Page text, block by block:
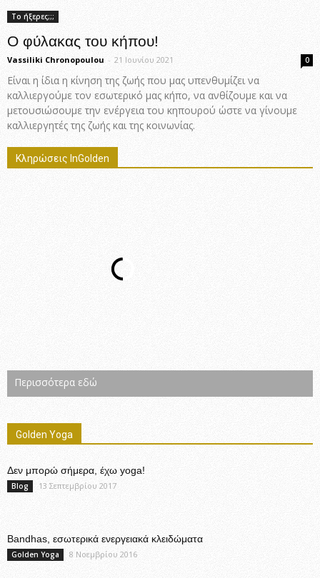
Το ήξερες;;;
Ο φύλακας του κήπου!
Vassiliki Chronopoulou - 21 Ιουνίου 2021 0
Είναι η ίδια η κίνηση της ζωής που μας υπενθυμίζει να
καλλιεργούμε τον εσωτερικό μας κήπο, να ανθίζουμε και να
μετουσιώσουμε την ενέργεια του κηπουρού ώστε να γίνουμε
καλλιεργητές της ζωής και της κοινωνίας.
Κληρώσεις InGolden
Περισσότερα εδώ
Golden Yoga
Δεν μπορώ σήμερα, έχω yoga!
Blog 13 Σεπτεμβρίου 2017
Bandhas, εσωτερικά ενεργειακά κλειδώματα
Golden Yoga 8 Νοεμβρίου 2016